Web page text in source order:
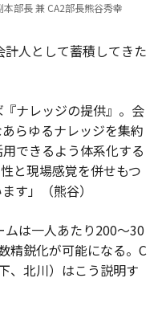
部長 兼 CA2部長熊谷秀幸
人として蓄積してきた
『ナレッジの提供』。会
らゆるナレッジを集約
できるよう体系化する
と現場感覚を併せもつ
す」（熊谷）
ムは一人あたり200～30
精鋭化が可能になる。C
、北川）はこう説明す